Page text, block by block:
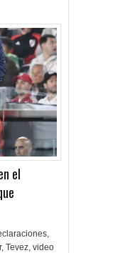
el
,
, Tevez, video